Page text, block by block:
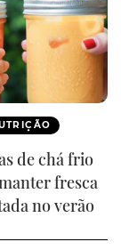
de chá frio
fresca
no verão